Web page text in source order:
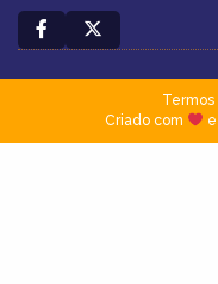
Termos|
Criado com
e